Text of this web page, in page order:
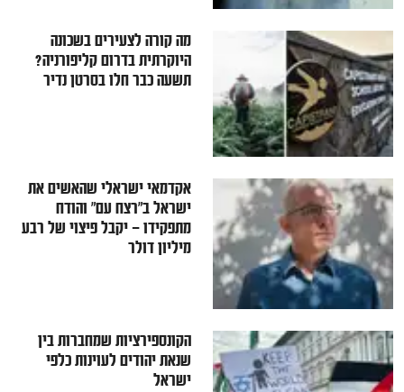
מה קורה לצעירים בשכונה
היוקרתית בדרום קליפורניה?
תשעה כבר חלו בסרטן נדיר
אקדמאי ישראלי שהאשים את
ישראל ב"רצח עם" והודח
מתפקידו — יקבל פיצוי של רבע
מיליון דולר
הקונספירציות שמחברות בין
שנאת יהודים לעוינות כלפי
ישראל